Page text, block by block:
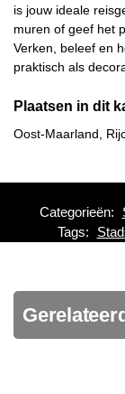
is jouw ideale
muren of geef het
Verken, beleef en
praktisch als
Plaatsen in dit
Oost-Maarland,
Categorieën:
Tags: